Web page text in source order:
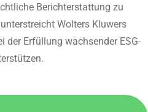
Berichterstattung zu
Wolters Kluwers
der Erfüllung wachsender ESG-